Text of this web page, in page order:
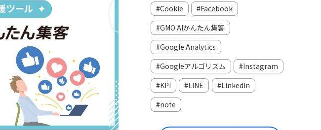
Cookie
Facebook
GMO AIかんたん集客
Google Analytics
Googleアルゴリズム
Instagram
KPI
LINE
LinkedIn
note